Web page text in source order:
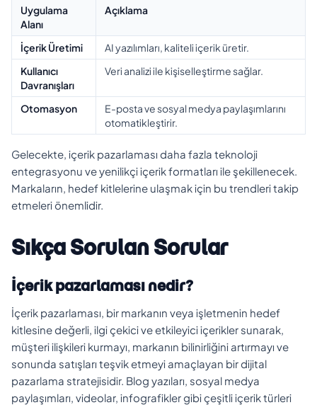
Uygulama
Alanı
Açıklama
İçerik Üretimi
AI yazılımları, kaliteli içerik üretir.
Kullanıcı
Davranışları
Veri analizi ile kişiselleştirme sağlar.
Otomasyon
E-posta ve sosyal medya paylaşımlarını
otomatikleştirir.
Gelecekte, içerik pazarlaması daha fazla teknoloji
entegrasyonu ve yenilikçi içerik formatları ile şekillenecek.
Markaların, hedef kitlelerine ulaşmak için bu trendleri takip
etmeleri önemlidir.
Sıkça Sorulan Sorular
İçerik pazarlaması nedir?
İçerik pazarlaması, bir markanın veya işletmenin hedef
kitlesine değerli, ilgi çekici ve etkileyici içerikler sunarak,
müşteri ilişkileri kurmayı, markanın bilinirliğini artırmayı ve
sonunda satışları teşvik etmeyi amaçlayan bir dijital
pazarlama stratejisidir. Blog yazıları, sosyal medya
paylaşımları, videolar, infografikler gibi çeşitli içerik türleri